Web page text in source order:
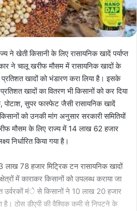
ने खेती किसानी के लिए रासायनिक खादें पर्याप्त
ने चालू खरीफ मौसम में रासायनिक खादों के
प्रतिशत खादों को भंडारण करा लिया है। इसके
खादों का वितरण भी किसानों को कर दिया
पोटाश, सुपर फास्फेट जैसी रासायनिक खादें
को उनकी मांग अनुसार सरकारी समितियों
मौसम के लिए राज्य में 14 लाख 62 हजार
निर्धारित किया गया है।
लाख 78 हजार मिट्रिक टन रासायनिक खादों
में काराकर किसानों को उपलब्ध कराया जा
उर्वरकों मंे से किसानों ने 10 लाख 20 हजार
है। ठोस डीएपी की वैश्विक कमी से निपटने के